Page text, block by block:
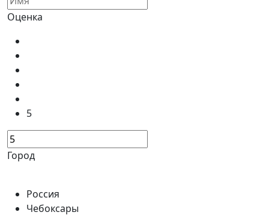
Оценка
5
Город
Россия
Чебоксары